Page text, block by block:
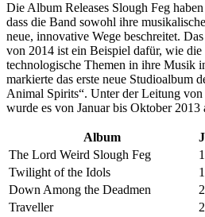
Die Album Releases Slough Feg
dass die Band sowohl ihre
neue, innovative Wege beschreitet.
von 2014 ist ein Beispiel dafür, wie
technologische Themen in ihre Musik
markierte das erste neue Studioalbum
Animal Spirits“. Unter der Leitung von
wurde es von Januar bis Oktober 2013
Album
The Lord Weird Slough Feg
Twilight of the Idols
Down Among the Deadmen
Traveller